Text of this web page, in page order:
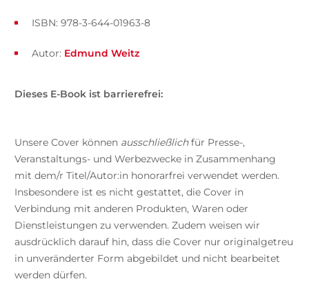
ISBN: 978-3-644-01963-8
Autor: Edmund Weitz
Dieses E-Book ist barrierefrei:
Unsere Cover können ausschließlichfür Presse-,
Veranstaltungs- und Werbezwecke in Zusammenhang
mit dem/r Titel/Autor:in honorarfrei verwendet werden.
Insbesondere ist es nicht gestattet, die Cover in
Verbindung mit anderen Produkten, Waren oder
Dienstleistungen zu verwenden. Zudem weisen wir
ausdrücklich darauf hin, dass die Cover nur originalgetreu
in unveränderter Form abgebildet und nicht bearbeitet
werden dürfen.